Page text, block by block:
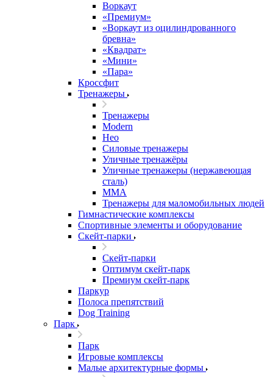
Воркаут
«Премиум»
«Воркаут из оцилиндрованного
бревна»
«Квадрат»
«Мини»
«Пара»
Кроссфит
Тренажеры
Тренажеры
Modern
Нео
Силовые тренажеры
Уличные тренажёры
Уличные тренажеры (нержавеющая
сталь)
ММА
Тренажеры для маломобильных людей
Гимнастические комплексы
Спортивные элементы и оборудование
Скейт-парки
Скейт-парки
Оптимум скейт-парк
Премиум скейт-парк
Паркур
Полоса препятствий
Dog Training
Парк
Парк
Игровые комплексы
Малые архитектурные формы